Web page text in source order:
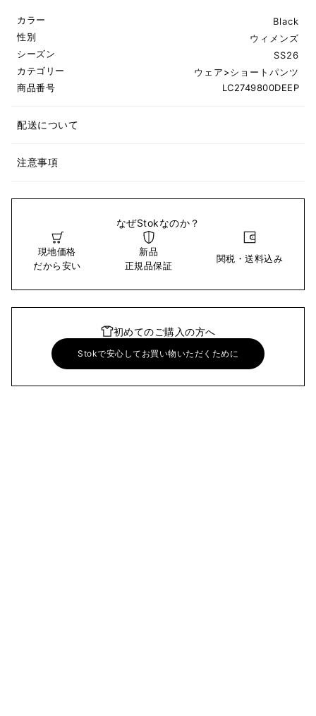
カラー
Black
性別
ウィメンズ
シーズン
SS26
カテゴリー
ウェア>ショートパンツ
商品番号
LC2749800DEEP
配送について
注意事項
なぜStokなのか？
現地価格
だから安い
新品
正規品保証
関税・送料込み
初めてのご購入の方へ
Stokで安心してお買い物いただくために